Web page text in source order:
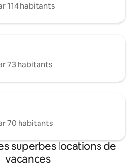
114 habitants
73 habitants
70 habitants
superbes locations de
vacances